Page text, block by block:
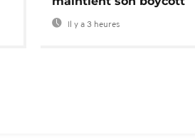
Il y a 3 heures